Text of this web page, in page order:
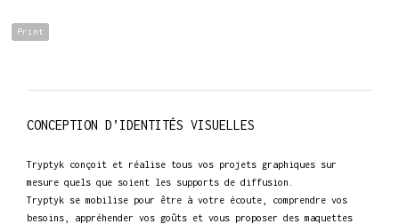
Print
CONCEPTION D’IDENTITÉS VISUELLES
Tryptyk conçoit et réalise tous vos projets graphiques sur
mesure quels que soient les supports de diffusion.
Tryptyk se mobilise pour être à votre écoute, comprendre vos
besoins, appréhender vos goûts et vous proposer des maquettes